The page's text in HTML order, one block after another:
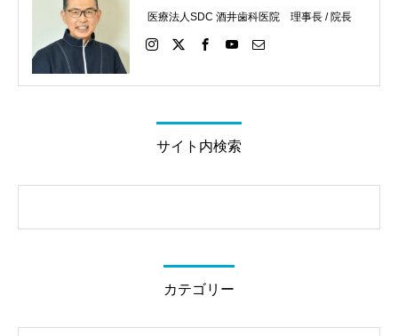
医療法人SDC 酒井歯科医院 理事長 / 院長
サイト内検索
カテゴリー